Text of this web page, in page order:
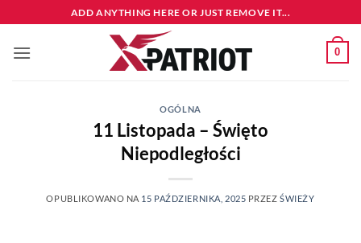
do
zawartości
ADD ANYTHING HERE OR JUST REMOVE IT...
0
OGÓLNA
11 Listopada – Święto
Niepodległości
OPUBLIKOWANO NA 15 PAŹDZIERNIKA, 2025 PRZEZŚWIEŻY